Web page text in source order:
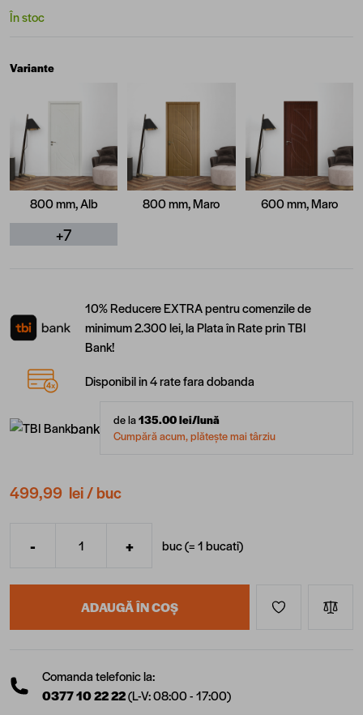
În stoc
Variante
800 mm, Alb 800 mm, Maro 600 mm, Maro
+7
10% Reducere EXTRA pentru comenzile de
minimum 2.300 lei, la Plata în Rate prin TBI
Bank!
Disponibil in 4 rate fara dobanda
bank de la135.00lei/lună
Cumpără acum, plătește mai târziu
499,99 lei/ buc
Cantitate
- + buc (=1bucati)
ADAUGĂ ÎN COȘ
Comanda telefonic la:
0377 10 22 22(L-V: 08:00 - 17:00)